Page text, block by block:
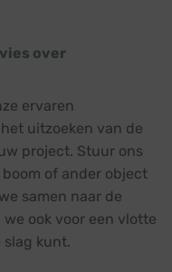
over
ervaren
uitzoeken van de
project. Stuur ons
of ander object
samen naar de
ook voor een vlotte
slag kunt.